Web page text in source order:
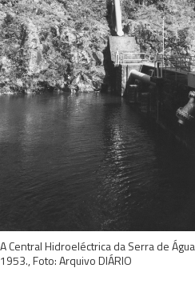
A Central Hidroeléctrica da Serra de
1953., Foto: Arquivo DIÁRIO